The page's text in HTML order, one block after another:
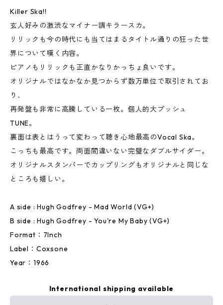
Killer Ska!!
玄人好みの激渋なマイナー調キラースカ。
リリックも今の時代にも当てはまるタイトル通りの狂った世
界について嘆く内容。
ピアノもリリックも正直かなりかっちょ良いです。
オリジナルではなかなか見つからず数万単位で取引されてお
り、
再発盤も非常に高騰している一枚。個人的大プッシュ
TUNE。
裏面は表とはうって変わって聴き心地最高のVocal Ska。
こっちも最高です。両面間違いない完璧なダブルサイダー。
オリジナルスタンパーでカップリングもオリジナルと同じな
ところも嬉しい。
A side : Hugh Godfrey - Mad World (VG+)
B side : Hugh Godfrey - You're My Baby (VG+)
Format：7Inch
Label：Coxsone
Year：1966
International shipping available